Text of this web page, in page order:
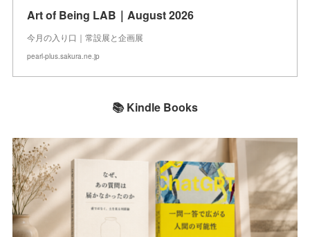
Art of Being LAB｜August 2026
今月の入り口｜常設展と企画展
pearl-plus.sakura.ne.jp
📚 Kindle Books